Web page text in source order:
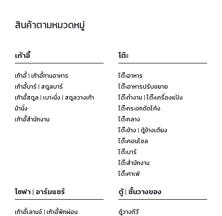
สินค้าตามหมวดหมู่
เก้าอี้
เก้าอี้ | เก้าอี้ทานอาหาร
เก้าอี้บาร์ | สตูลบาร์
เก้าอี้สตูล | เบาะนั่ง | สตูลวางเท้า
ม้านั่ง
เก้าอี้สำนักงาน
โต๊ะ
โต๊ะอาหาร
โต๊ะอาหารปรับขยาย
โต๊ะทำงาน | โต๊ะเครื่องแป้ง
โต๊ะกระจกดัดโค้ง
โต๊ะกลาง
โต๊ะข้าง | ตู้ข้างเตียง
โต๊ะคอนโซล
โต๊ะบาร์
โต๊ะสำนักงาน
โต๊ะคาเฟ่
โซฟา | อาร์มแชร์
เก้าอี้เลานจ์ | เก้าอี้พักผ่อน
ตู้ | ชั้นวางของ
ตู้วางทีวี